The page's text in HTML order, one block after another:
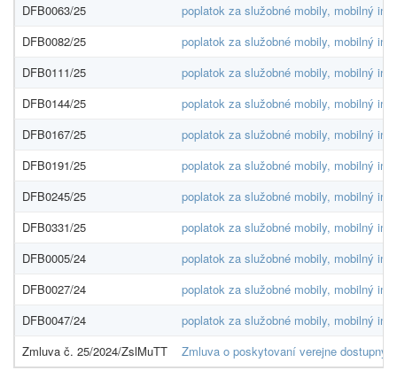
DFB0063/25
poplatok za služobné mobily, mobilný
DFB0082/25
poplatok za služobné mobily, mobilný
DFB0111/25
poplatok za služobné mobily, mobilný
DFB0144/25
poplatok za služobné mobily, mobilný
DFB0167/25
poplatok za služobné mobily, mobilný
DFB0191/25
poplatok za služobné mobily, mobilný
DFB0245/25
poplatok za služobné mobily, mobilný
DFB0331/25
poplatok za služobné mobily, mobilný
DFB0005/24
poplatok za služobné mobily, mobilný
DFB0027/24
poplatok za služobné mobily, mobilný
DFB0047/24
poplatok za služobné mobily, mobilný
Zmluva č. 25/2024/ZslMuTT
Zmluva o poskytovaní verejne